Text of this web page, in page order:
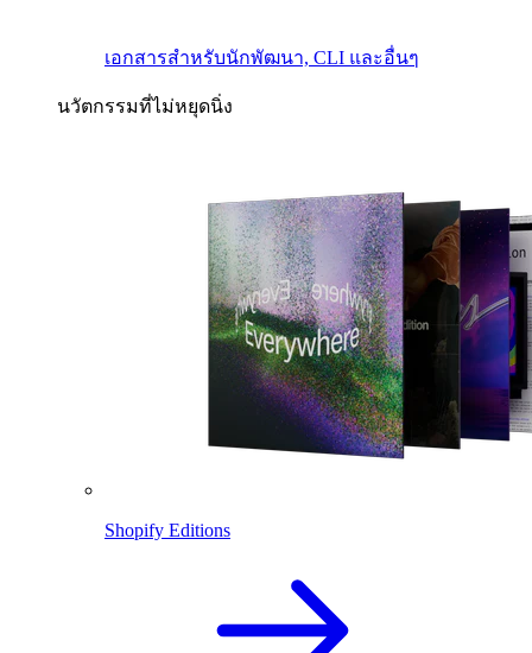
เอกสารสำหรับนักพัฒนา, CLI และอื่นๆ
นวัตกรรมที่ไม่หยุดนิ่ง
Shopify Editions